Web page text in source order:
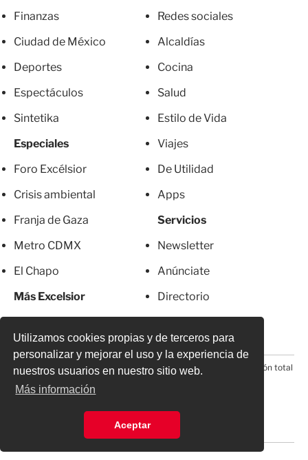
Utilizamos cookies propias y de terceros para
personalizar y mejorar el uso y la experiencia de
nuestros usuarios en nuestro sitio web.
Más información
Aceptar
Finanzas
Ciudad de México
Deportes
Espectáculos
Sintetika
Especiales
Foro Excélsior
Crisis ambiental
Franja de Gaza
Metro CDMX
El Chapo
Más Excelsior
Redes sociales
Alcaldías
Cocina
Salud
Estilo de Vida
Viajes
De Utilidad
Apps
Servicios
Newsletter
Anúnciate
Directorio
© 2026 Todos los derechos reservados. Prohibida la reproducción total
o parcial, incluyendo cualquier medio electrónico*